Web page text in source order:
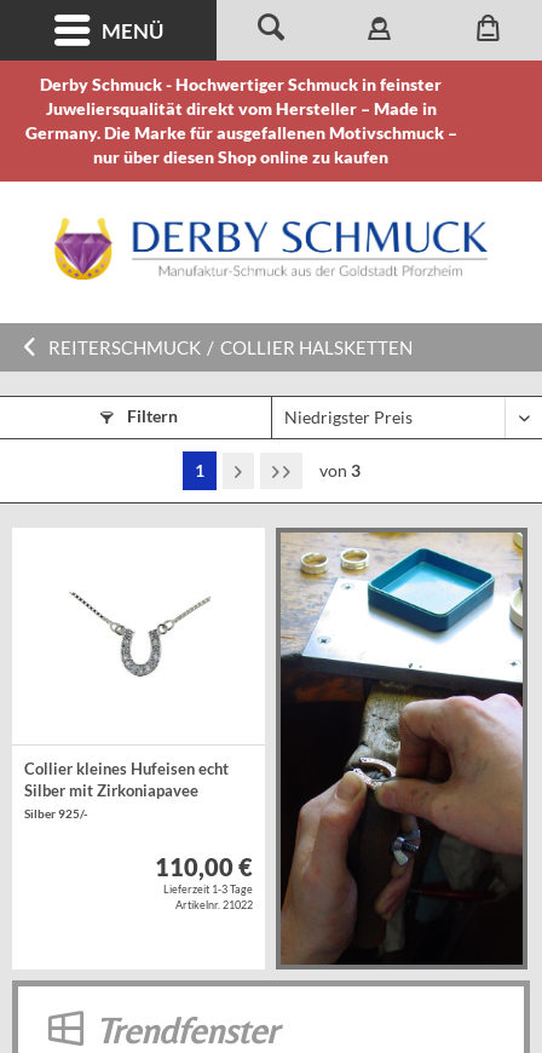
Derby Schmuck - Hochwertiger Schmuck in feinster
Juweliersqualität direkt vom Hersteller – Made in
Germany. Die Marke für ausgefallenen Motivschmuck –
nur über diesen Shop online zu kaufen
MENÜ
REITERSCHMUCK / COLLIER HALSKETTEN
Filtern
1 von 3
Trendfenster
Collier kleines Hufeisen echt
Silber mit Zirkoniapavee
Silber 925/-
110,00 €
Lieferzeit 1-3 Tage
Artikelnr. 21022